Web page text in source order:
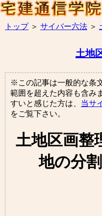
トップ＞ サイバー六法 ＞
土地
※この記事は一般的な条
範囲を超えた内容も含み
すいと感じた方は、 当サ
をご覧下さい。
土地区画整
地の分